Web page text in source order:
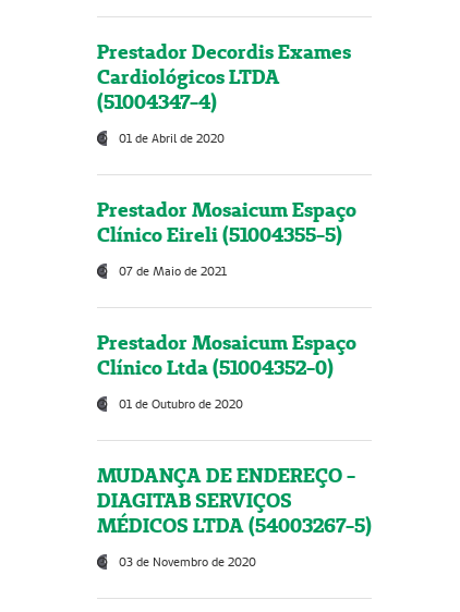
Prestador Decordis Exames
Cardiológicos LTDA
(51004347-4)
01 de Abril de 2020
Prestador Mosaicum Espaço
Clínico Eireli (51004355-5)
07 de Maio de 2021
Prestador Mosaicum Espaço
Clínico Ltda (51004352-0)
01 de Outubro de 2020
MUDANÇA DE ENDEREÇO -
DIAGITAB SERVIÇOS
MÉDICOS LTDA (54003267-5)
03 de Novembro de 2020